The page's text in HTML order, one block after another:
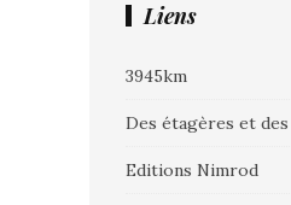
Liens
3945km
Des étagères et
Editions Nimrod